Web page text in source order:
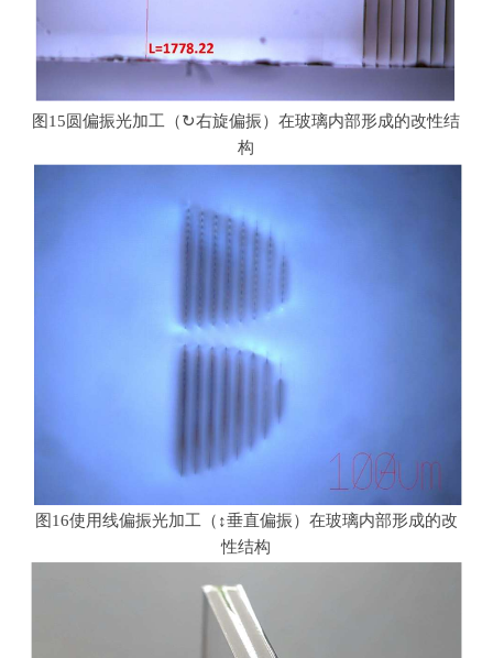
图 15 圆偏振光加工（↻右旋偏振）在玻璃内部形成的改性结
构
图 16使用线偏振光加工（↕垂直偏振）在玻璃内部形成的改
性结构